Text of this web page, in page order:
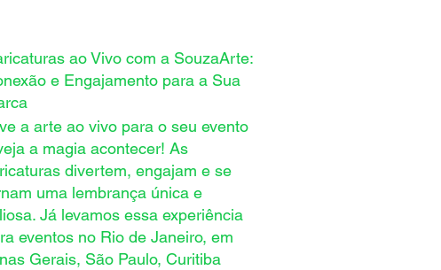
ao Vivo com a SouzaArte:
e Engajamento para a Sua
a arte ao vivo para o seu evento
a magia acontecer! As
divertem, engajam e se
uma lembrança única e
Já levamos essa experiência
eventos no Rio de Janeiro, em
Gerais, São Paulo, Curitiba